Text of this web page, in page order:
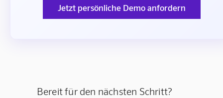
Jetzt persönliche Demo anfordern
Bereit für den nächsten Schritt?